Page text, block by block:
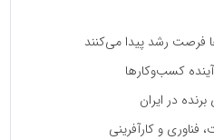
فرصت رشد پیدا می‌کنند
کسب‌وکارها
در ایران
فناوری و کارآفرینی